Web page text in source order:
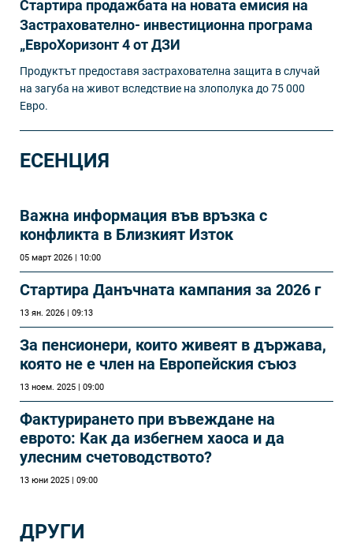
Стартира продажбата на новата емисия на
Застрахователно- инвестиционна програма
„ЕвроХоризонт 4 от ДЗИ
Продуктът предоставя застрахователна защита в случай
на загуба на живот вследствие на злополука до 75 000
Евро.
ЕСЕНЦИЯ
Важна информация във връзка с
конфликта в Близкият Изток
05 март 2026 | 10:00
Стартира Данъчната кампания за 2026 г
13 ян. 2026 | 09:13
За пенсионери, които живеят в държава,
която не е член на Европейския съюз
13 ноем. 2025 | 09:00
Фактурирането при въвеждане на
еврото: Как да избегнем хаоса и да
улесним счетоводството?
13 юни 2025 | 09:00
ДРУГИ